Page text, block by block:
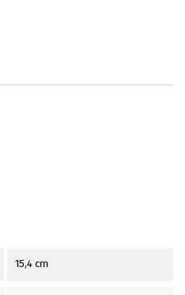
15,4 cm